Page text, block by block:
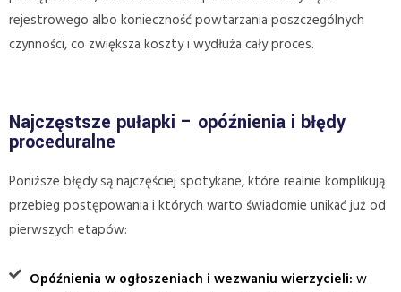
rejestrowego albo konieczność powtarzania poszczególnych
czynności, co zwiększa koszty i wydłuża cały proces.
Najczęstsze pułapki – opóźnienia i błędy
proceduralne
Poniższe błędy są najczęściej spotykane, które realnie komplikują
przebieg postępowania i których warto świadomie unikać już od
pierwszych etapów:
Opóźnienia w ogłoszeniach i wezwaniu wierzycieli: w